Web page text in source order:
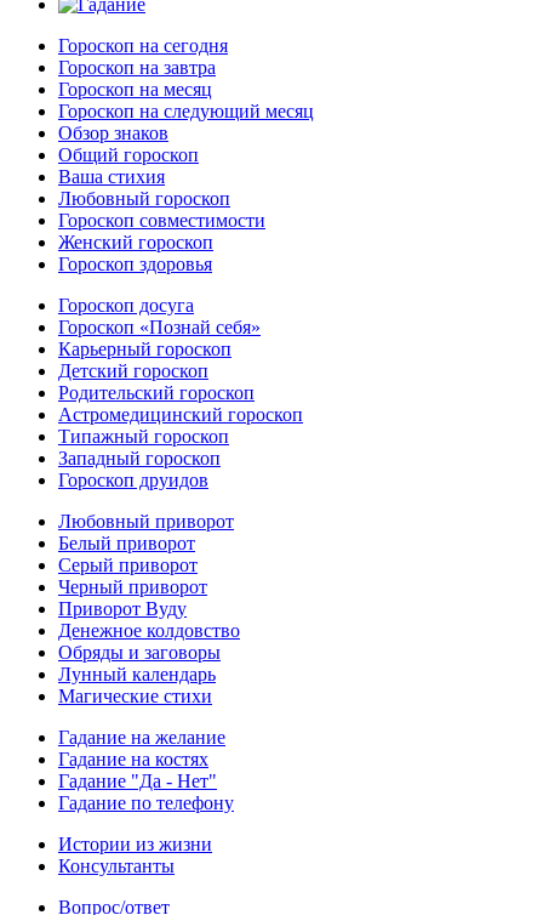
Гороскоп на сегодня
Гороскоп на завтра
Гороскоп на месяц
Гороскоп на следующий месяц
Обзор знаков
Общий гороскоп
Ваша стихия
Любовный гороскоп
Гороскоп совместимости
Женский гороскоп
Гороскоп здоровья
Гороскоп досуга
Гороскоп «Познай себя»
Карьерный гороскоп
Детский гороскоп
Родительский гороскоп
Астромедицинский гороскоп
Типажный гороскоп
Западный гороскоп
Гороскоп друидов
Любовный приворот
Белый приворот
Серый приворот
Черный приворот
Приворот Вуду
Денежное колдовство
Обряды и заговоры
Лунный календарь
Магические стихи
Гадание на желание
Гадание на костях
Гадание "Да - Нет"
Гадание по телефону
Истории из жизни
Консультанты
Вопрос/ответ